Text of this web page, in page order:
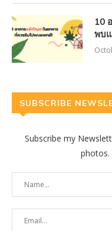
10
พบ
SUBSCRIBE
Subscribe my
photos.